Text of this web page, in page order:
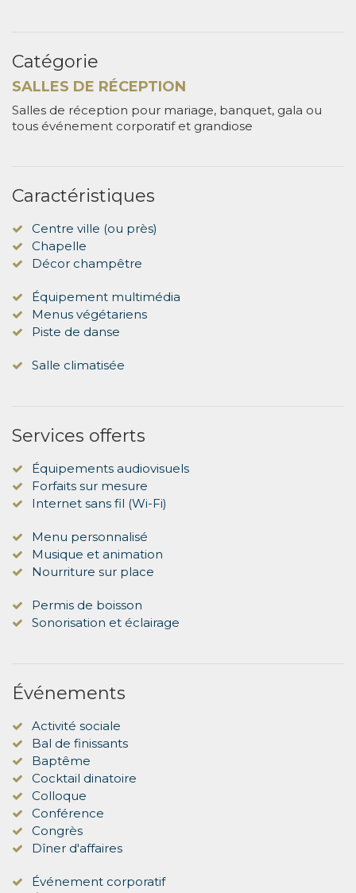
Catégorie
SALLES DE RÉCEPTION
Salles de réception pour mariage, banquet, gala ou
tous événement corporatif et grandiose
Caractéristiques
Centre ville (ou près)
Chapelle
Décor champêtre
Équipement multimédia
Menus végétariens
Piste de danse
Salle climatisée
Services offerts
Équipements audiovisuels
Forfaits sur mesure
Internet sans fil (Wi-Fi)
Menu personnalisé
Musique et animation
Nourriture sur place
Permis de boisson
Sonorisation et éclairage
Événements
Activité sociale
Bal de finissants
Baptême
Cocktail dinatoire
Colloque
Conférence
Congrès
Dîner d'affaires
Événement corporatif